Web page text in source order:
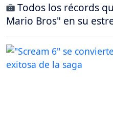
Todos los récords
Mario Bros" en su